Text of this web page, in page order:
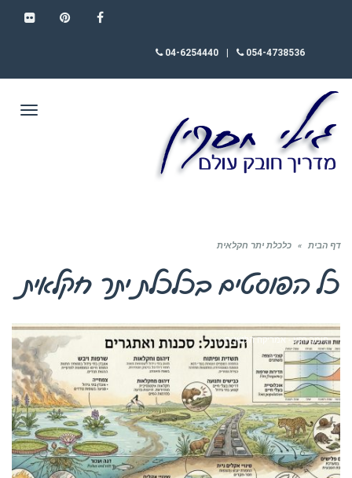
054-4738536
04-6254440
דף הבית » כלכלת יתר חקלאית
כל הפוסטים בכלכלת יתר חקלאית
חומר רקע - אמריקה הלטינית